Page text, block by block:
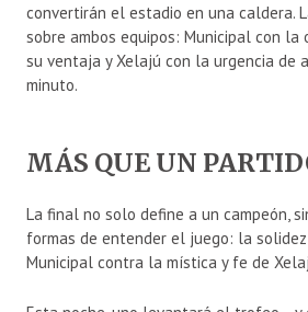
convertirán el estadio en una caldera.
sobre ambos equipos: Municipal con
su ventaja y Xelajú con la urgencia de
minuto.
MÁS QUE UN
La final no solo define a un campeón,
formas de entender el juego: la
Municipal contra la mística y fe de